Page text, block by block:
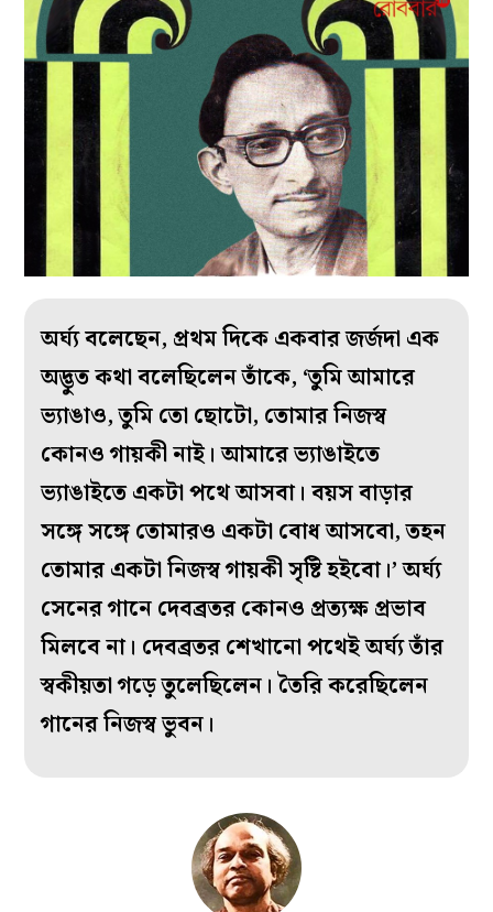
অর্ঘ্য বলেছেন, প্রথম দিকে একবার জর্জদা এক
অদ্ভুত কথা বলেছিলেন তাঁকে, ‘তুমি আমারে
ভ্যাঙাও, তুমি তো ছোটো, তোমার নিজস্ব
কোনও গায়কী নাই। আমারে ভ্যাঙাইতে
ভ্যাঙাইতে একটা পথে আসবা। বয়স বাড়ার
সঙ্গে সঙ্গে তোমারও একটা বোধ আসবো, তহন
তোমার একটা নিজস্ব গায়কী সৃষ্টি হইবো।’ অর্ঘ্য
সেনের গানে দেবব্রতর কোনও প্রত্যক্ষ প্রভাব
মিলবে না। দেবব্রতর শেখানো পথেই অর্ঘ্য তাঁর
স্বকীয়তা গড়ে তুলেছিলেন। তৈরি করেছিলেন
গানের নিজস্ব ভুবন।